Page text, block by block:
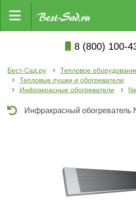
8 (800) 100-
Бест-Сад.ру
Тепловое
Тепловые пушки и обогреватели
Инфракрасные обогреватели
Инфракрасный обогреватель